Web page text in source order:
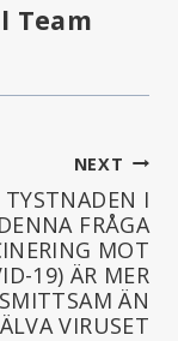
Team
NEXT
TYSTNADEN I
DENNA FRÅGA
MOT
19) ÄR MER
SMITTSAM ÄN
VIRUSET